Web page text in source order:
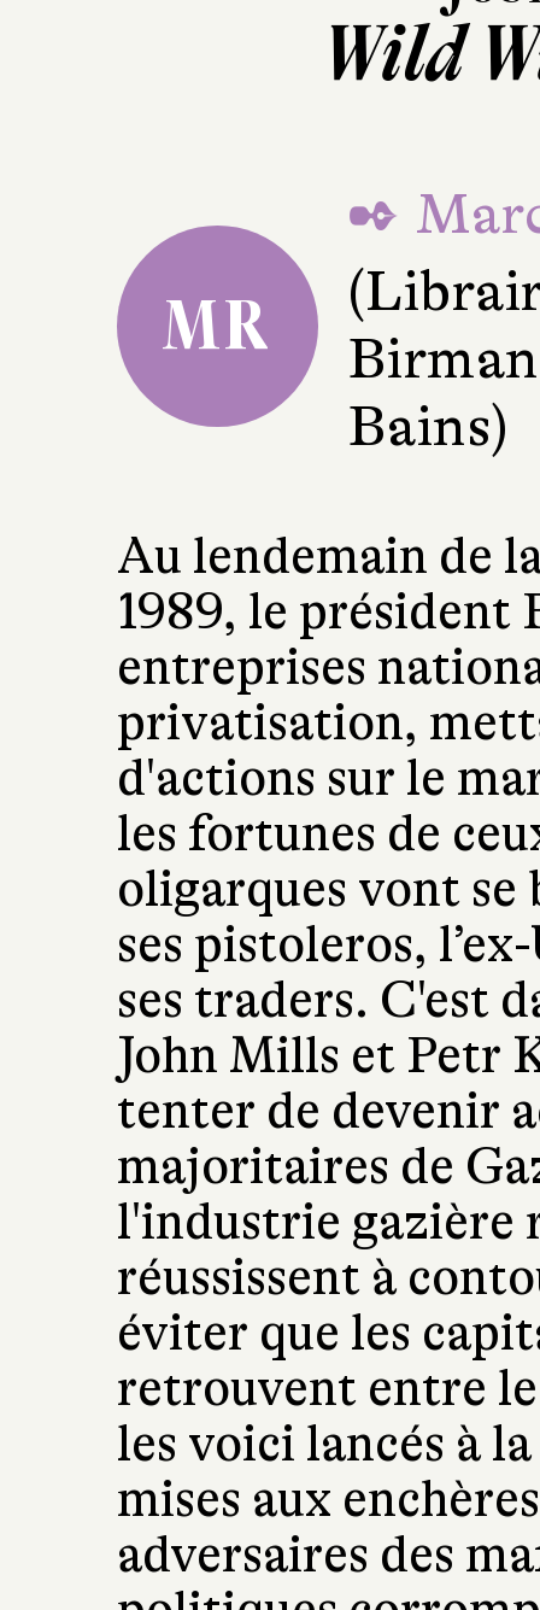
Wild
MR
✒
Bains)
Au lendemain de
1989, le président
entreprises
privatisation,
d'actions sur le
les fortunes de
oligarques vont
ses pistoleros,
ses traders. C'est
John Mills et Petr
tenter de devenir
majoritaires de
l'industrie gazière
réussissent à
éviter que les
retrouvent entre
les voici lancés à
mises aux
adversaires des